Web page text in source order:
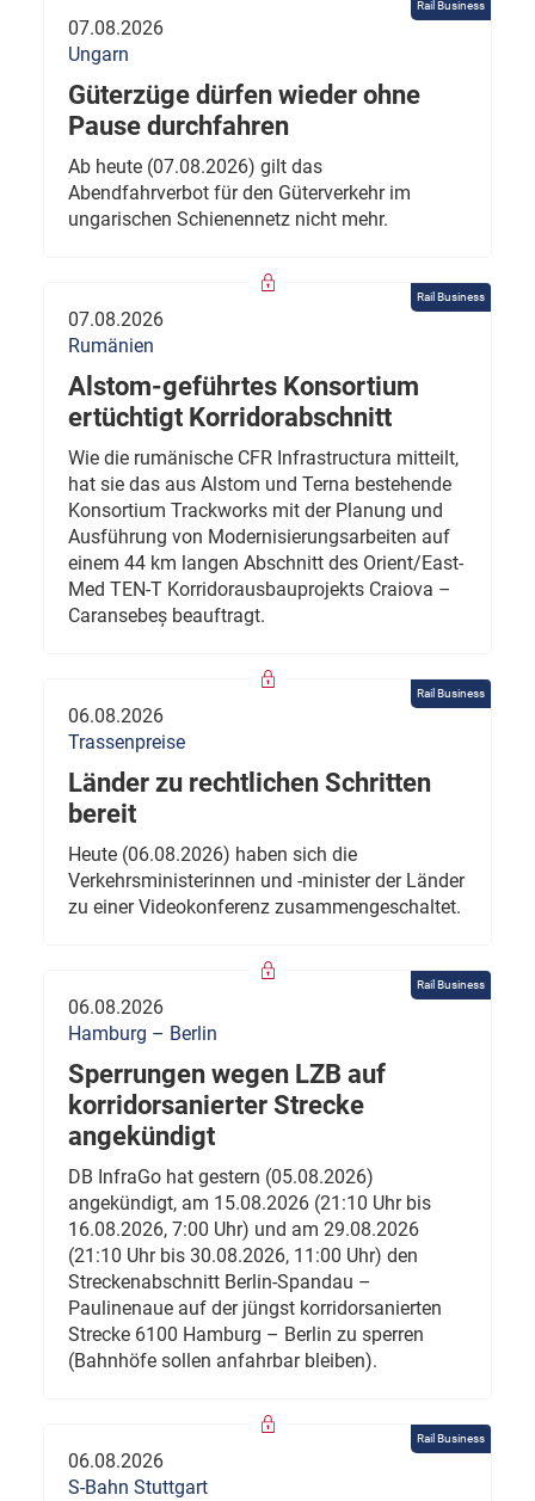
Rail Business
07.08.2026
Ungarn
Güterzüge dürfen wieder ohne
Pause durchfahren
Ab heute (07.08.2026) gilt das
Abendfahrverbot für den Güterverkehr im
ungarischen Schienennetz nicht mehr.
Rail Business
07.08.2026
Rumänien
Alstom-geführtes Konsortium
ertüchtigt Korridorabschnitt
Wie die rumänische CFR Infrastructura mitteilt,
hat sie das aus Alstom und Terna bestehende
Konsortium Trackworks mit der Planung und
Ausführung von Modernisierungsarbeiten auf
einem 44 km langen Abschnitt des Orient/East-
Med TEN-T Korridorausbauprojekts Craiova –
Caransebeș beauftragt.
Rail Business
06.08.2026
Trassenpreise
Länder zu rechtlichen Schritten
bereit
Heute (06.08.2026) haben sich die
Verkehrsministerinnen und -minister der Länder
zu einer Videokonferenz zusammengeschaltet.
Rail Business
06.08.2026
Hamburg – Berlin
Sperrungen wegen LZB auf
korridorsanierter Strecke
angekündigt
DB InfraGo hat gestern (05.08.2026)
angekündigt, am 15.08.2026 (21:10 Uhr bis
16.08.2026, 7:00 Uhr) und am 29.08.2026
(21:10 Uhr bis 30.08.2026, 11:00 Uhr) den
Streckenabschnitt Berlin-Spandau –
Paulinenaue auf der jüngst korridorsanierten
Strecke 6100 Hamburg – Berlin zu sperren
(Bahnhöfe sollen anfahrbar bleiben).
Rail Business
06.08.2026
S-Bahn Stuttgart